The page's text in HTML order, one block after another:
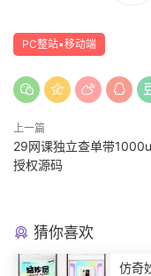
PC整站▪移动端
上一篇
29网课独立查单带
授权源码
猜你喜欢
仿奇